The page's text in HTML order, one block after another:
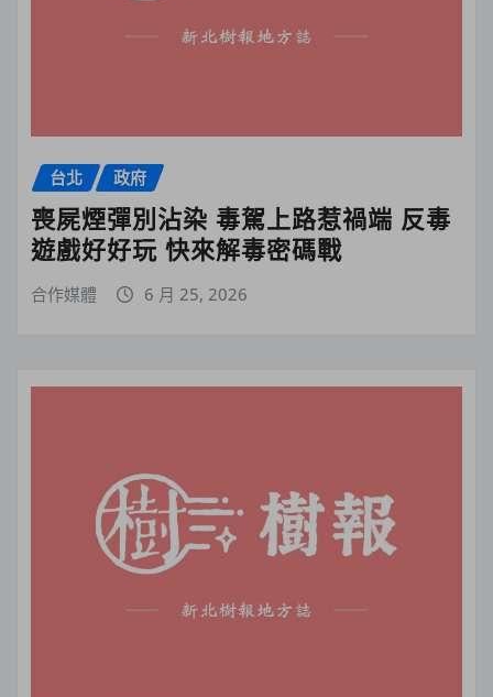
台北 政府
喪屍煙彈別沾染 毒駕上路惹禍端 反毒
遊戲好好玩 快來解毒密碼戰
合作媒體 6 月 25, 2026